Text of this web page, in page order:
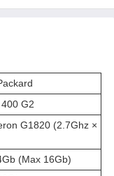
G2
G1820 (2.7Ghz ×
(Max 16Gb)